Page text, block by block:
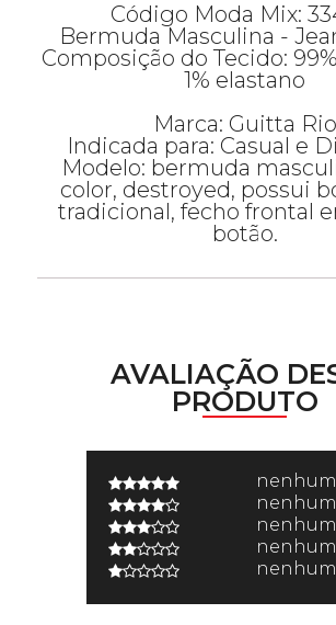
Código Moda Mix:
Bermuda Masculina -
Composição do Tecido:
1% elastano
Marca: Guitta Rio
Indicada para: Casual e
Modelo: bermuda
color, destroyed, possui
tradicional, fecho frontal
botão.
AVALIAÇÃO
PRODUTO